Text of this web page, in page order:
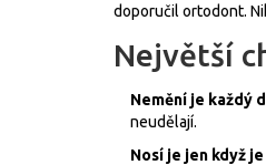
doporučil ortodont.
Největší
Nemění je každý
neudělají.
Nosí je jen když